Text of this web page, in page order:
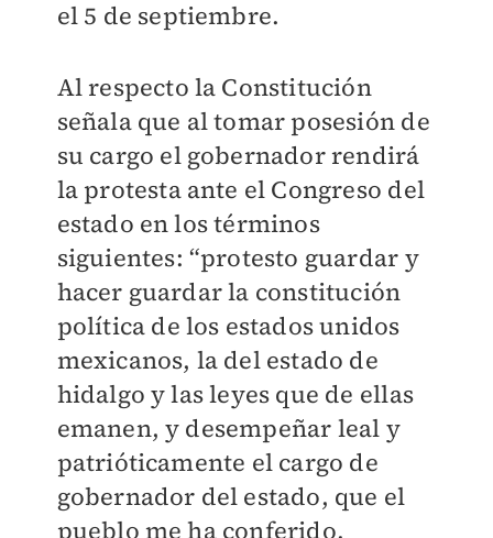
el 5 de septiembre.
Al respecto la Constitución
señala que al tomar posesión de
su cargo el gobernador rendirá
la protesta ante el Congreso del
estado en los términos
siguientes: “protesto guardar y
hacer guardar la constitución
política de los estados unidos
mexicanos, la del estado de
hidalgo y las leyes que de ellas
emanen, y desempeñar leal y
patrióticamente el cargo de
gobernador del estado, que el
pueblo me ha conferido,